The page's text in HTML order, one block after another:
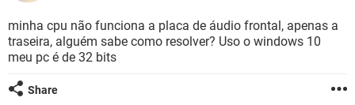
GUIA DE COMPRAS
INSTAGRAM GMAIL
GUIA DE COMPRAS
CELULAR
OUTLOOK EXCEL
INSTAGRAM
GUIA DE COMPRAS
JOGOS WHATSAPP
CELULAR FACEBOOK
INSTAGRAM
minha cpu não funciona a placa de áudio frontal, apenas a
traseira, alguém sabe como resolver? Uso o windows 10
meu pc é de 32 bits
Share